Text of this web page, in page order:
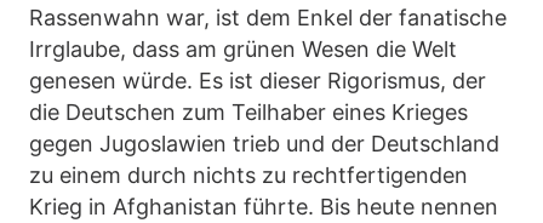
Rassenwahn war, ist dem Enkel der fanatische
Irrglaube, dass am grünen Wesen die Welt
genesen würde. Es ist dieser Rigorismus, der
die Deutschen zum Teilhaber eines Krieges
gegen Jugoslawien trieb und der Deutschland
zu einem durch nichts zu rechtfertigenden
Krieg in Afghanistan führte. Bis heute nennen